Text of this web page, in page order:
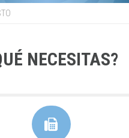
NECESITAS?